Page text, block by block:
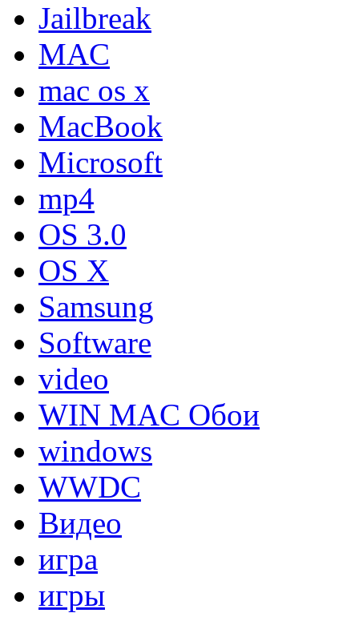
Jailbreak
MAC
mac os x
MacBook
Microsoft
mp4
OS 3.0
OS X
Samsung
Software
video
WIN MAC Обои
windows
WWDC
Видео
игра
игры